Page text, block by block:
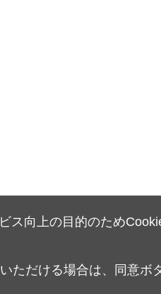
ス向上の目的のため
ただける場合は、同意ボ